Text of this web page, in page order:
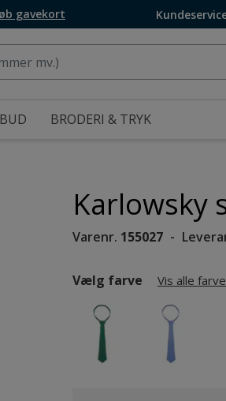
gavekort
BRODERI & TRYK
Karlowsky
Varenr. 155027
Vælg farve Vis alle